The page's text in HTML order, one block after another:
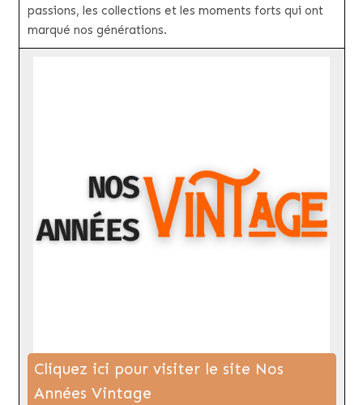
passions, les collections et les moments forts qui ont
marqué nos générations.
Cliquez ici pour visiter le site Nos
Années Vintage